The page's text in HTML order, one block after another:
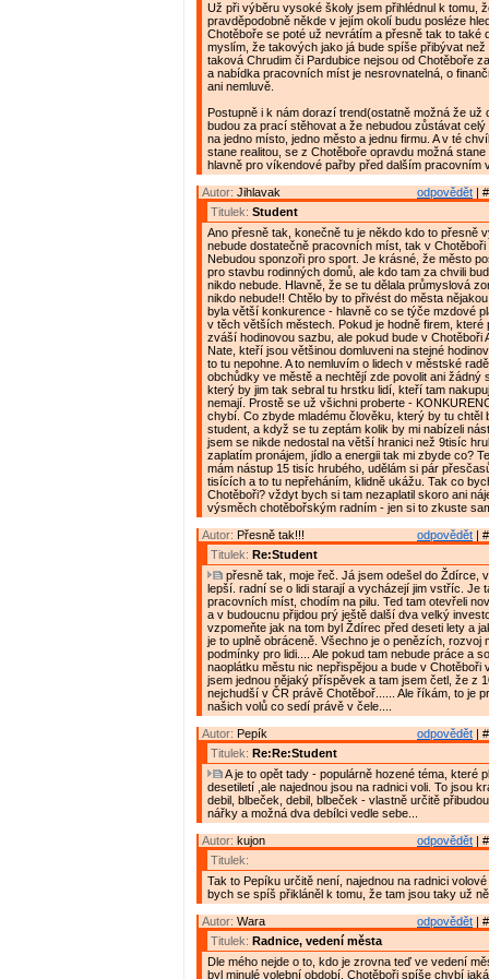
Už při výběru vysoké školy jsem přihlédnul k tomu,
pravděpodobně někde v jejím okolí budu posléze
Chotěboře se poté už nevrátím a přesně tak to také
myslím, že takových jako já bude spíše přibývat
taková Chrudim či Pardubice nejsou od Chotěboře
a nabídka pracovních míst je nesrovnatelná, o
ani nemluvě.
Postupně i k nám dorazí trend(ostatně možná že už
budou za prací stěhovat a že nebudou zůstávat
na jedno místo, jedno město a jednu firmu. A v té
stane realitou, se z Chotěboře opravdu možná
hlavně pro víkendové pařby před dalším pracovním
odpovědět |
Autor: Jihlavak
Titulek: Student
Ano přesně tak, konečně tu je někdo kdo to přesně
nebude dostatečně pracovních míst, tak v Chotěboři
Nebudou sponzoři pro sport. Je krásné, že město
pro stavbu rodinných domů, ale kdo tam za chvili
nikdo nebude. Hlavně, že se tu dělala průmyslová
nikdo nebude!! Chtělo by to přivést do města
byla větší konkurence - hlavně co se týče mzdové
v těch větších městech. Pokud je hodně firem, které
zváší hodinovou sazbu, ale pokud bude v Chotěboři
Nate, kteří jsou většinou domluveni na stejné
to tu nepohne. A to nemluvím o lidech v městské
obchůdky ve městě a nechtějí zde povolit ani žádný
který by jim tak sebral tu hrstku lidí, kteří tam
nemají. Prostě se už všichni proberte -
chybí. Co zbyde mladému člověku, který by tu chtěl
student, a když se tu zeptám kolik by mi nabízeli
jsem se nikde nedostal na větší hranici než 9tisíc
zaplatím pronájem, jídlo a energii tak mi zbyde co?
mám nástup 15 tisíc hrubého, udělám si pár
tisících a to tu nepřeháním, klidně ukážu. Tak co
Chotěboři? vždyt bych si tam nezaplatil skoro ani
výsměch chotěbořským radním - jen si to zkuste
odpovědět |
Autor: Přesně tak!!!
Titulek: Re:Student
přesně tak, moje řeč. Já jsem odešel do Ždírce,
lepší. radní se o lidi starají a vycházejí jim vstříc. Je
pracovních míst, chodím na pilu. Ted tam otevřeli
a v budoucnu přijdou prý ještě další dva velký
vzpomeňte jak na tom byl Ždírec před deseti lety a
je to uplně obráceně. Všechno je o penězích, rozvoj
podmínky pro lidi.... Ale pokud tam nebude práce a
naoplátku městu nic nepřispějou a bude v Chotěboři
jsem jednou nějaký příspěvek a tam jsem četl, že z
nejchudší v ČR právě Chotěboř...... Ale říkám, to je
našich volů co sedí právě v čele....
odpovědět |
Autor: Pepík
Titulek: Re:Re:Student
A je to opět tady - populárně hozené téma, které
desetiletí ,ale najednou jsou na radnici voli. To jsou
debil, blbeček, debil, blbeček - vlastně určitě
nářky a možná dva debílci vedle sebe...
odpovědět |
Autor: kujon
Titulek:
Tak to Pepíku určitě není, najednou na radnici
bych se spíš přikláněl k tomu, že tam jsou taky už
odpovědět |
Autor: Wara
Titulek: Radnice, vedení města
Dle mého nejde o to, kdo je zrovna teď ve vedení
byl minulé volební období. Chotěboři spíše chybí